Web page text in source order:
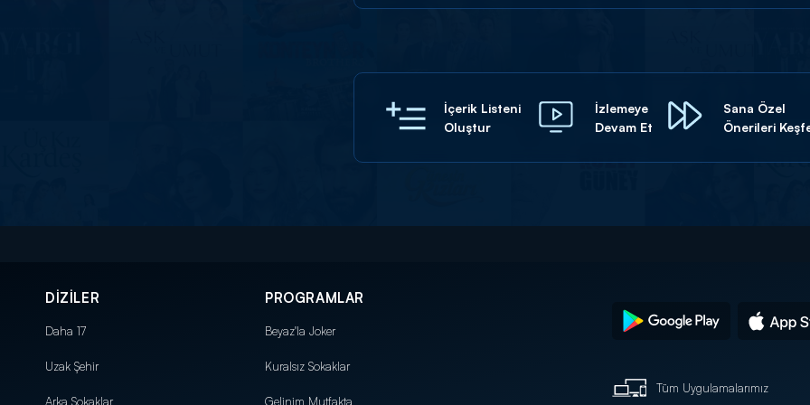
İçerik Listeni
Oluştur
İzlemeye
Devam Et
Sana Özel
Önerileri
DİZİLER
Daha 17
Uzak Şehir
Arka Sokaklar
PROGRAMLAR
Beyaz'la Joker
Kuralsız Sokaklar
Gelinim Mutfakta
Tüm Uygulamalarımız